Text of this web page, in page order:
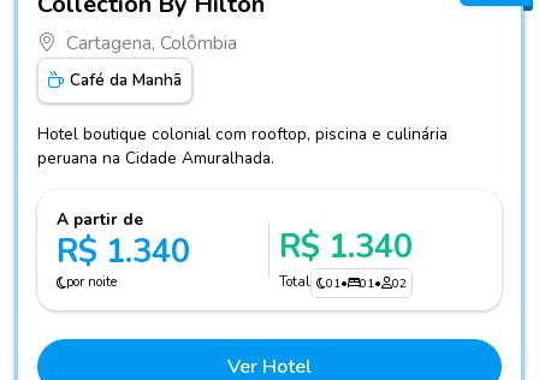
Cartagena, Colômbia
Café da Manhã
Hotel boutique colonial com rooftop, piscina e culinária
peruana na Cidade Amuralhada.
A partir de
R$ 1.340
por noite
R$ 1.340
Total 01• 01• 02
Ver Hotel